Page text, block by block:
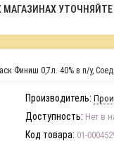
Финиш 0,7л. 40% в п/у,
Производитель:
Доступность: Нет в
Код товара: 01-